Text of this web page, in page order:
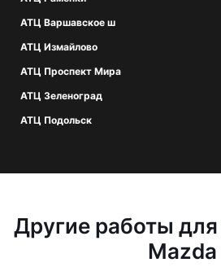
АТЦ Варшавское ш
АТЦ Измайлово
АТЦ Проспект Мира
АТЦ Зеленоград
АТЦ Подольск
Другие работы
Mazda